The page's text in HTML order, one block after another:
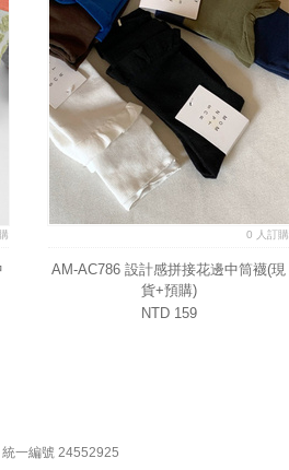
0 人訂購
AM-AC786 設計感拼接花邊中筒襪(現
貨+預購)
NTD 159
一編號 24552925